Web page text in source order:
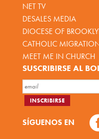
NET TV
DESALES MEDIA
DIOCESE OF
CATHOLIC
MEET ME IN CHURCH
SUSCRIBIRSE AL
SÍGUENOS EN